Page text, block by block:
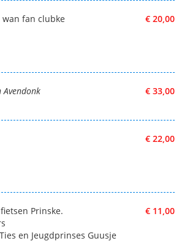
€ 20,00
fan clubke
€ 33,00
Avendonk
€ 22,00
€ 11,00
Prinske.
en Jeugdprinses Guusje